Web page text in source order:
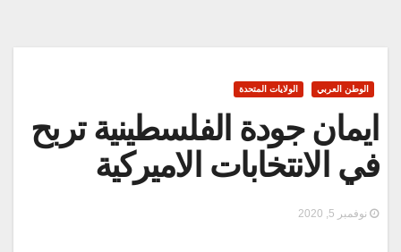
الوطن العربي الولايات المتحدة
ايمان جودة الفلسطينية تربح
في الانتخابات الاميركية
نوفمبر 5, 2020